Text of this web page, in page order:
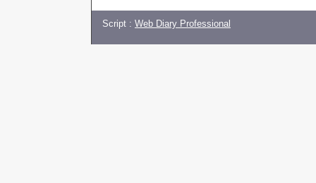
Script : Web Diary Professional